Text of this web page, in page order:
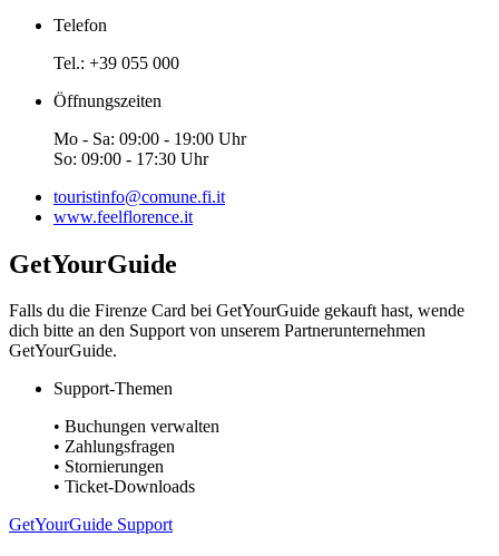
Telefon
Tel.: +39 055 000
Öffnungszeiten
Mo - Sa: 09:00 - 19:00 Uhr
So: 09:00 - 17:30 Uhr
touristinfo@comune.fi.it
www.feelflorence.it
GetYourGuide
Falls du die Firenze Card bei GetYourGuide gekauft hast, wende
dich bitte an den Support von unserem Partnerunternehmen
GetYourGuide.
Support-Themen
• Buchungen verwalten
• Zahlungsfragen
• Stornierungen
• Ticket-Downloads
GetYourGuide Support